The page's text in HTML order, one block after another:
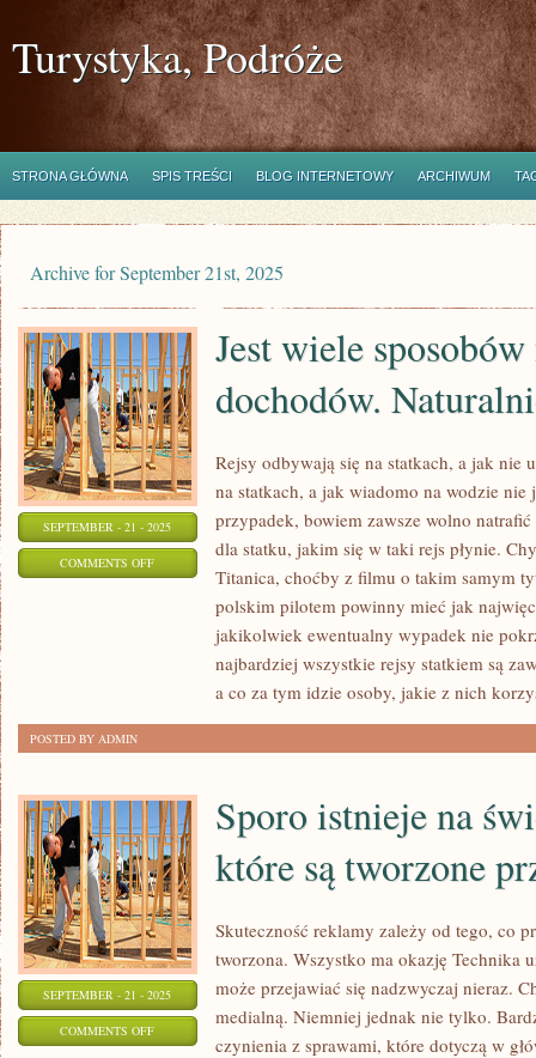
Turystyka, Podróże
STRONA GŁÓWNA SPIS TREŚCI BLOG INTERNETOWY ARCHIWUM
Archive for September 21st, 2025
SEPTEMBER - 21 - 2025
COMMENTS OFFON
SPOSOBÓW
Jest wiele
dochodów.
Rejsy odbywają się na statkach, a jak nie
na statkach, a jak wiadomo na wodzie
przypadek, bowiem zawsze wolno
dla statku, jakim się w taki rejs płynie.
Titanica, choćby z filmu o takim samym
polskim pilotem powinny mieć jak
jakikolwiek ewentualny wypadek nie
najbardziej wszystkie rejsy statkiem są
a co za tym idzie osoby, jakie z nich
POSTED BY ADMIN
SEPTEMBER - 21 - 2025
COMMENTS OFFON
Sporo istnieje na
które są tworzone
Skuteczność reklamy zależy od tego, co
tworzona. Wszystko ma okazję Technika
może przejawiać się nadzwyczaj nieraz.
medialną. Niemniej jednak nie tylko.
czynienia z sprawami, które dotyczą w